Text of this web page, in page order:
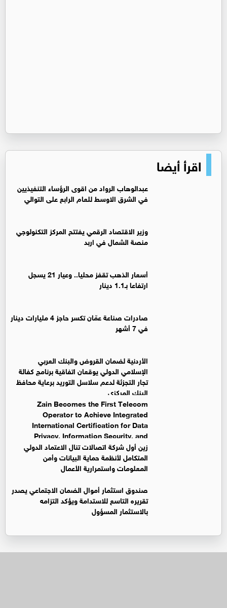
اقرأ أيضا
عبدالوهاب الرواد من اقوى الرؤساء التنفيذيين
في الشرق الاوسط للعام الرابع على التوالي
وزير الاقتصاد الرقمي يفتتح المركز التكنولوجي
منصة الشمال في اربد
أسعار الذهب تقفز محليا.. وعيار 21 يسجل
ارتفاعا بـ1.1 دينار
صادرات صناعة عمّان تكسر حاجز 4 مليارات دينار
في 7 أشهر
الأردنية لضمان القروض والبنك العربي
الإسلامي الدولي يوقعان اتفاقية برنامج كفالة
تجار التجزئة لدعم سلاسل التوريد برعاية محافظ
البنك المركزي
Zain Becomes the First Telecom
Operator to Achieve Integrated
International Certification for Data
Privacy, Information Security, and
Business Continuity Management Systems
زين أول شركة اتصالات تنال الاعتماد الدولي
المتكامل لأنظمة حماية البيانات وأمن
المعلومات واستمرارية الأعمال
صندوق استثمار أموال الضمان الاجتماعي يصدر
تقريره التاسع للاستدامة ويؤكد التزامه
بالاستثمار المسؤول